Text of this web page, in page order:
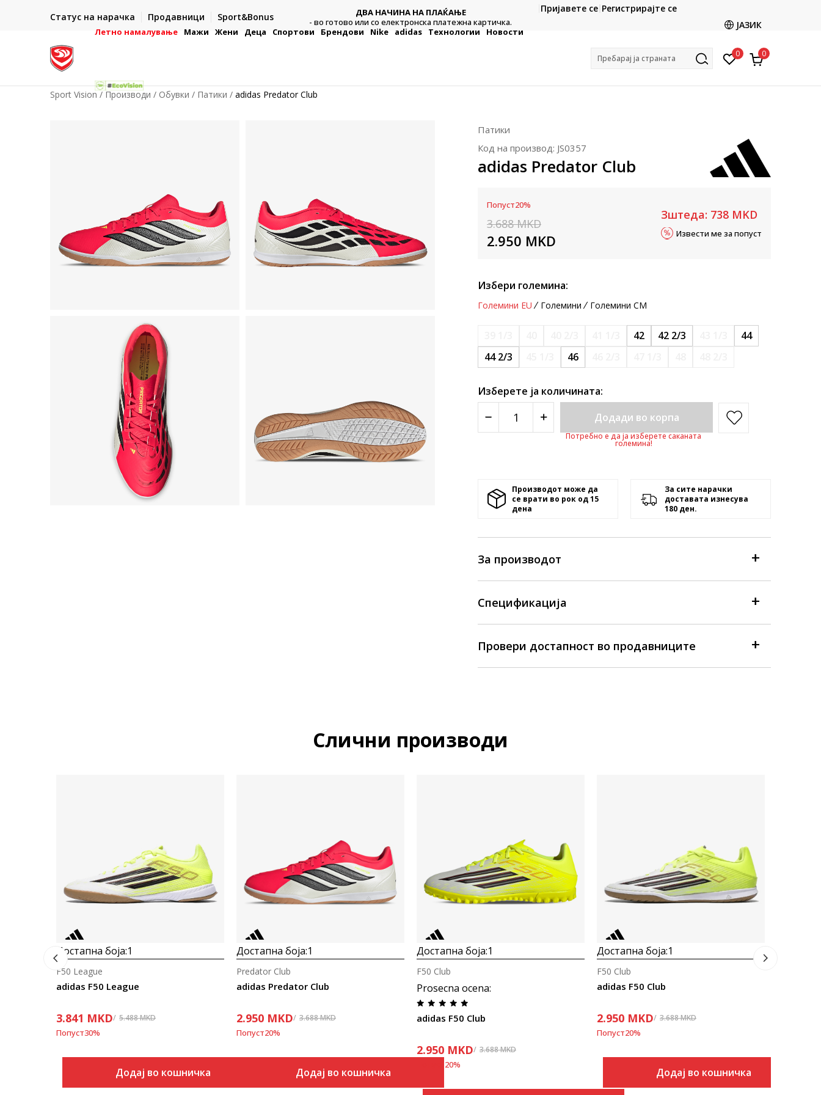
Статус на нарачка Продавници Sport&Bonus
- на сите нарачки во готово или со електронска платежна
ДВА НАЧИНА НА ПЛАЌАЊЕ
- во готово или со електронска платежна картичка.
CLICK & COLLECT
Платете со картичка online и подигнете во продавницата
Пријавете се Регистрирајте се
ЈАЗИК
Летно намалување Мажи Жени Деца Спортови Брендови Nike adidas Технологии Новости
Пребарај ја страната 0 0
Sport Vision Производи Обувки Патики adidas Predator Club
Патики
Код на производ: JS0357
adidas Predator Club
Попуст20%
3.688 MKD
2.950 MKD
Зштеда: 738 MKD
Извести ме за попуст
Избери големина:
Големини EU Големини Големини CM
42 42 2/3
44
44 2/3
46
Изберете ја количината:
Додади во корпа
Потребно е да ја изберете саканата
големина!
Производот може да
се врати во рок од 15
денa
За сите нарачки
доставата изнесува
180 ден.
За производот
Спецификација
Провери достапност во продавниците
Слични производи
Достапна боја:1
adidas F50 League
F50 League
3.841 MKD 5.488MKD
Попуст30%
Додај во кошничка
Достапна боја:1
adidas Predator Club
Predator Club
2.950 MKD 3.688MKD
Попуст20%
Додај во кошничка
Достапна боја:1
Prosecna ocena:
adidas F50 Club
F50 Club
2.950 MKD 3.688MKD
20%
Достапна боја:1
adidas F50 Club
F50 Club
2.950 MKD 3.688MKD
Попуст20%
Додај во кошничка